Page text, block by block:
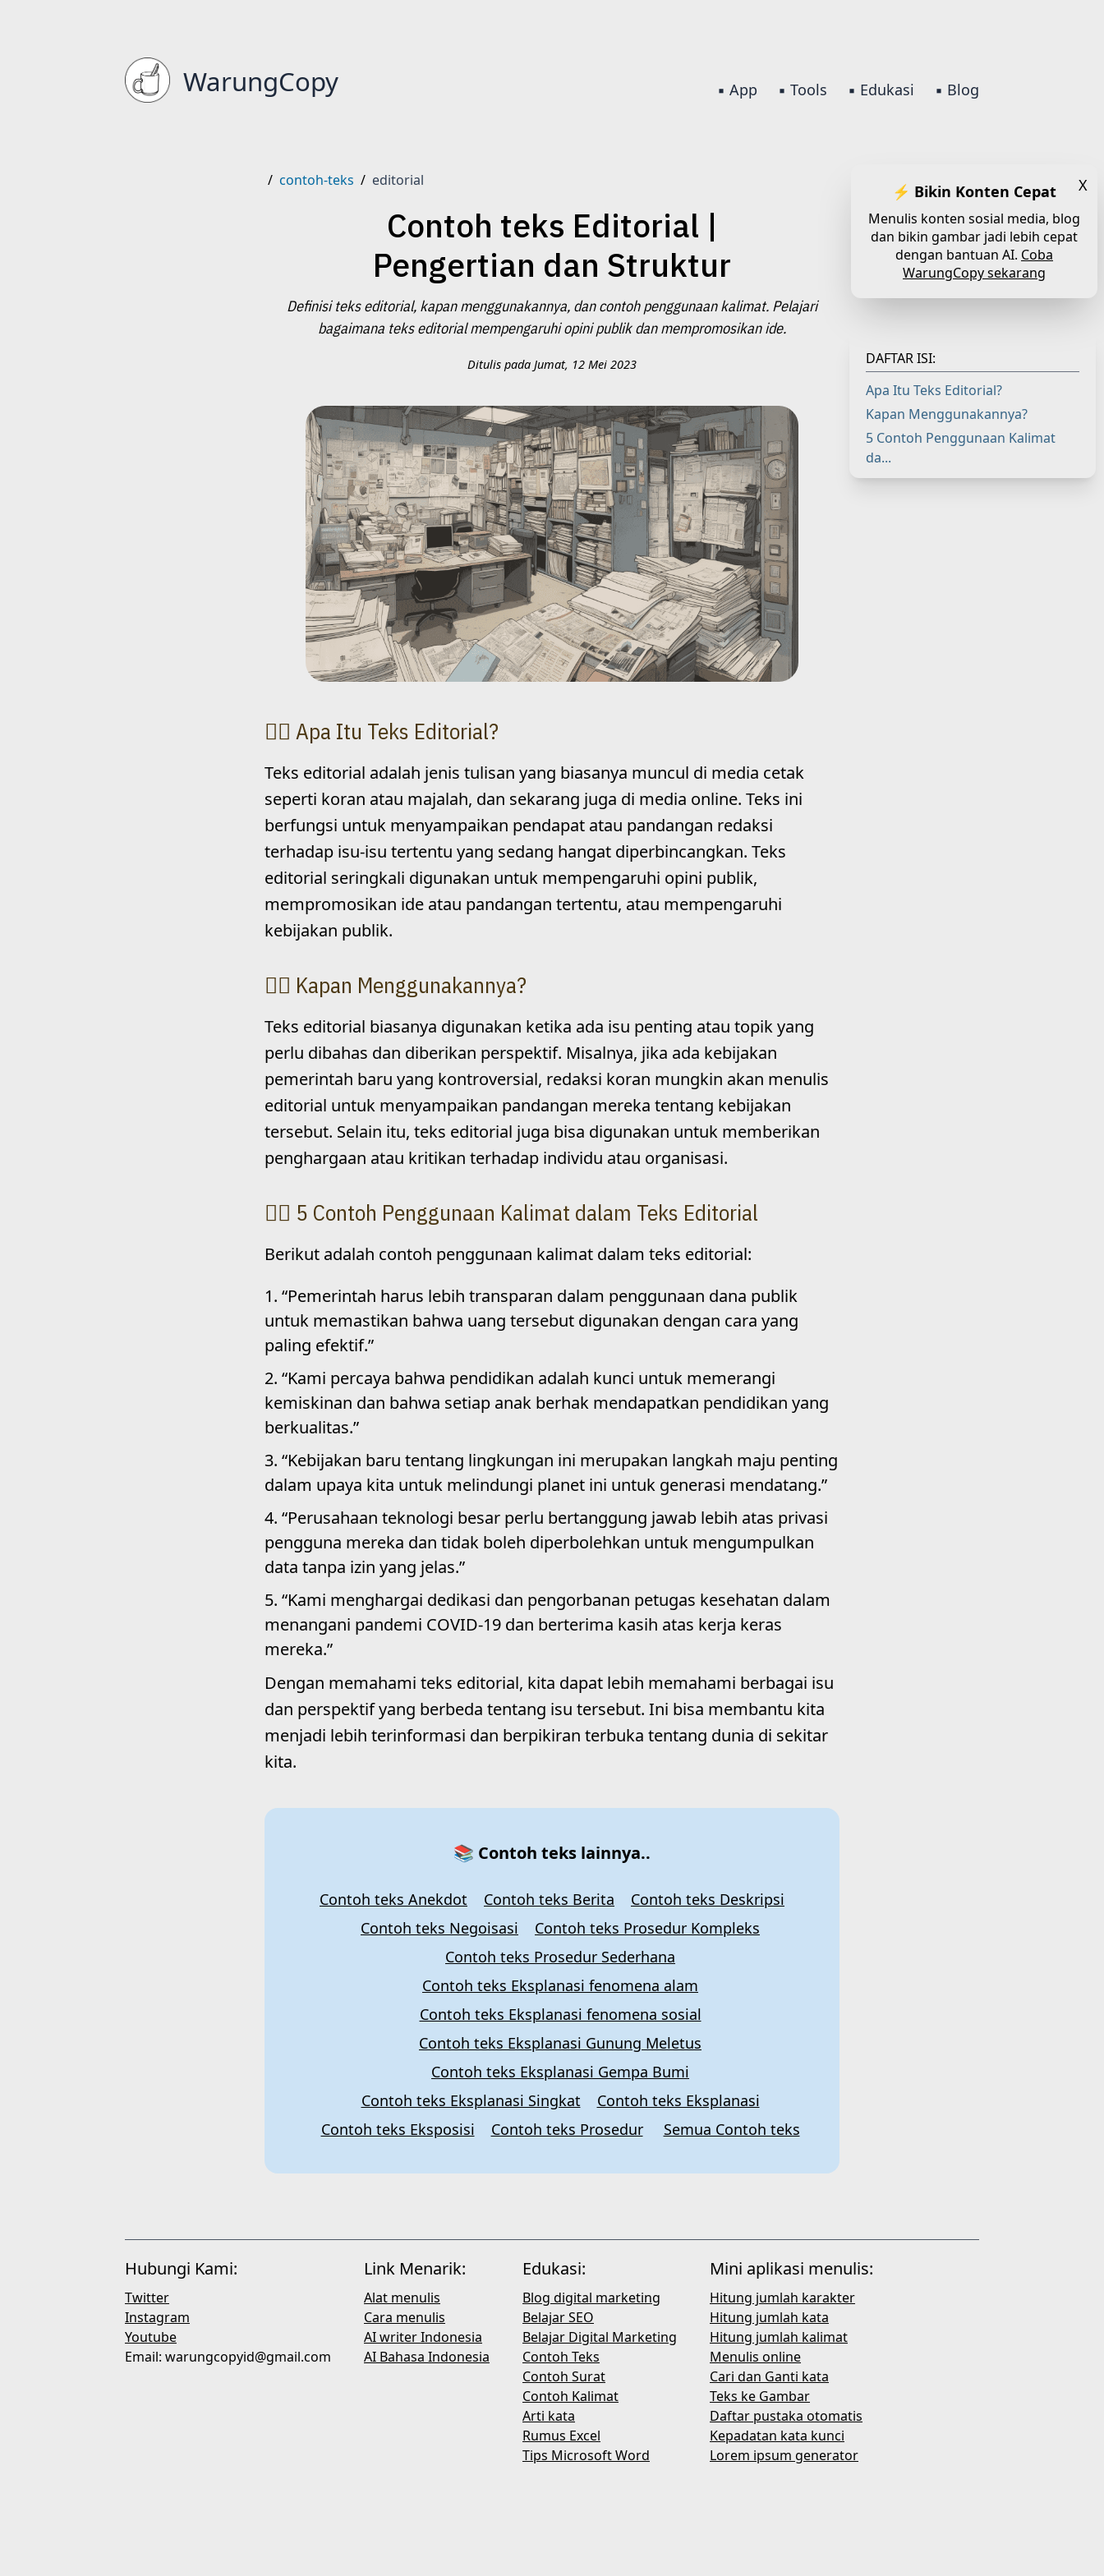
WarungCopy ▪️ App ▪️ Tools ▪️ Edukasi ▪️ Blog
/ contoh-teks / editorial
Contoh teks Editorial |
Pengertian dan Struktur
Definisi teks editorial, kapan menggunakannya, dan contoh penggunaan kalimat. Pelajari
bagaimana teks editorial mempengaruhi opini publik dan mempromosikan ide.
Ditulis pada Jumat, 12 Mei 2023
DAFTAR ISI:
Apa Itu Teks Editorial?
Kapan Menggunakannya?
5 Contoh Penggunaan Kalimat
da...
Apa Itu Teks Editorial?
Teks editorial adalah jenis tulisan yang biasanya muncul di media cetak
seperti koran atau majalah, dan sekarang juga di media online. Teks ini
berfungsi untuk menyampaikan pendapat atau pandangan redaksi
terhadap isu-isu tertentu yang sedang hangat diperbincangkan. Teks
editorial seringkali digunakan untuk mempengaruhi opini publik,
mempromosikan ide atau pandangan tertentu, atau mempengaruhi
kebijakan publik.
Kapan Menggunakannya?
Teks editorial biasanya digunakan ketika ada isu penting atau topik yang
perlu dibahas dan diberikan perspektif. Misalnya, jika ada kebijakan
pemerintah baru yang kontroversial, redaksi koran mungkin akan menulis
editorial untuk menyampaikan pandangan mereka tentang kebijakan
tersebut. Selain itu, teks editorial juga bisa digunakan untuk memberikan
penghargaan atau kritikan terhadap individu atau organisasi.
5 Contoh Penggunaan Kalimat dalam Teks Editorial
Berikut adalah contoh penggunaan kalimat dalam teks editorial:
“Pemerintah harus lebih transparan dalam penggunaan dana publik
untuk memastikan bahwa uang tersebut digunakan dengan cara yang
paling efektif.”
“Kami percaya bahwa pendidikan adalah kunci untuk memerangi
kemiskinan dan bahwa setiap anak berhak mendapatkan pendidikan yang
berkualitas.”
“Kebijakan baru tentang lingkungan ini merupakan langkah maju penting
dalam upaya kita untuk melindungi planet ini untuk generasi mendatang.”
“Perusahaan teknologi besar perlu bertanggung jawab lebih atas privasi
pengguna mereka dan tidak boleh diperbolehkan untuk mengumpulkan
data tanpa izin yang jelas.”
“Kami menghargai dedikasi dan pengorbanan petugas kesehatan dalam
menangani pandemi COVID-19 dan berterima kasih atas kerja keras
mereka.”
Dengan memahami teks editorial, kita dapat lebih memahami berbagai isu
dan perspektif yang berbeda tentang isu tersebut. Ini bisa membantu kita
menjadi lebih terinformasi dan berpikiran terbuka tentang dunia di sekitar
kita.
⚡ Bikin Konten Cepat
Menulis konten sosial media, blog
dan bikin gambar jadi lebih cepat
dengan bantuan AI. Coba
WarungCopy sekarang
X
📚 Contoh teks lainnya..
Contoh teks Anekdot Contoh teks Berita
Contoh teks Deskripsi
Contoh teks Negoisasi
Contoh teks Prosedur Kompleks
Contoh teks Prosedur Sederhana
Contoh teks Eksplanasi fenomena alam
Contoh teks Eksplanasi fenomena sosial
Contoh teks Eksplanasi Gunung Meletus
Contoh teks Eksplanasi Gempa Bumi
Contoh teks Eksplanasi Singkat
Contoh teks Eksplanasi
Contoh teks Eksposisi
Contoh teks Prosedur Semua Contoh teks
Hubungi Kami:
Twitter
Instagram
Youtube
Email: warungcopyid@gmail.com
Link Menarik:
Alat menulis
Cara menulis
AI writer Indonesia
AI Bahasa Indonesia
Edukasi:
Blog digital marketing
Belajar SEO
Belajar Digital Marketing
Contoh Teks
Contoh Surat
Contoh Kalimat
Arti kata
Rumus Excel
Tips Microsoft Word
Mini aplikasi menulis:
Hitung jumlah karakter
Hitung jumlah kata
Hitung jumlah kalimat
Menulis online
Cari dan Ganti kata
Teks ke Gambar
Daftar pustaka otomatis
Kepadatan kata kunci
Lorem ipsum generator